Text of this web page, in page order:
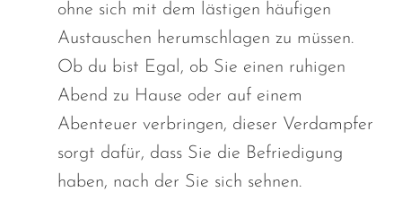
ohne sich mit dem lästigen häufigen
Austauschen herumschlagen zu müssen.
Ob du bist Egal, ob Sie einen ruhigen
Abend zu Hause oder auf einem
Abenteuer verbringen, dieser Verdampfer
sorgt dafür, dass Sie die Befriedigung
haben, nach der Sie sich sehnen.